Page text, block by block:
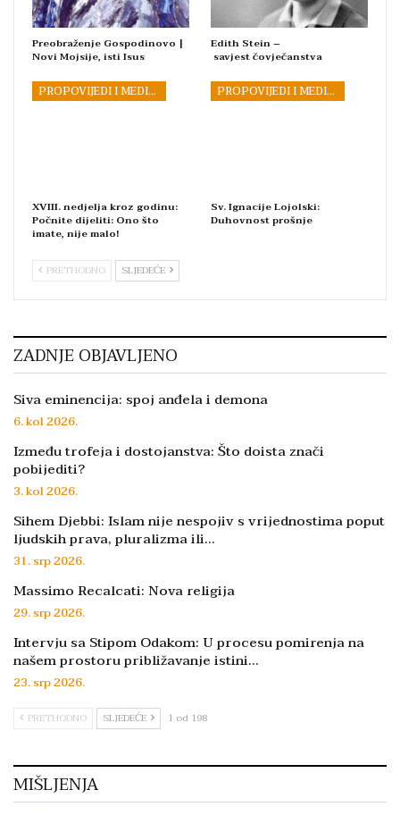
Preobraženje Gospodinovo |
Novi Mojsije, isti Isus
Edith Stein –
savjest čovječanstva
PROPOVIJEDI I MEDITACIJE
XVIII. nedjelja kroz godinu:
Počnite dijeliti: Ono što
imate, nije malo!
PROPOVIJEDI I MEDITACIJE
Sv. Ignacije Lojolski:
Duhovnost prošnje
PRETHODNO SLJEDEĆE
ZADNJE OBJAVLJENO
Siva eminencija: spoj anđela i demona
6. kol 2026.
Između trofeja i dostojanstva: Što doista znači
pobijediti?
3. kol 2026.
Sihem Djebbi: Islam nije nespojiv s vrijednostima poput
ljudskih prava, pluralizma ili…
31. srp 2026.
Massimo Recalcati: Nova religija
29. srp 2026.
Intervju sa Stipom Odakom: U procesu pomirenja na
našem prostoru približavanje istini…
23. srp 2026.
PRETHODNO SLJEDEĆE 1 od 198
MIŠLJENJA